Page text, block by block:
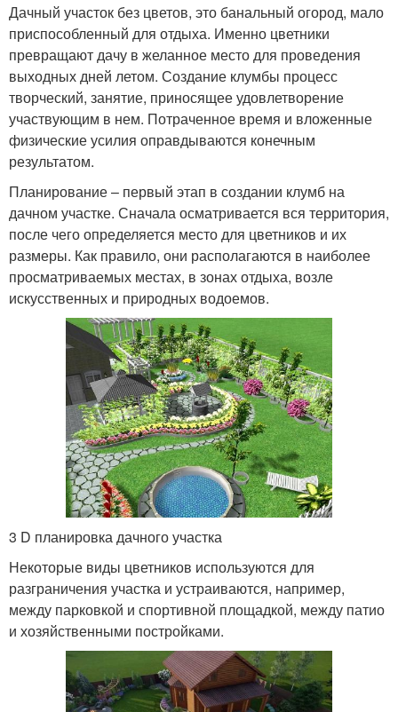
Дачный участок без цветов, это банальный огород, мало
приспособленный для отдыха. Именно цветники
превращают дачу в желанное место для проведения
выходных дней летом. Создание клумбы процесс
творческий, занятие, приносящее удовлетворение
участвующим в нем. Потраченное время и вложенные
физические усилия оправдываются конечным
результатом.
Планирование – первый этап в создании клумб на
дачном участке. Сначала осматривается вся территория,
после чего определяется место для цветников и их
размеры. Как правило, они располагаются в наиболее
просматриваемых местах, в зонах отдыха, возле
искусственных и природных водоемов.
3 D планировка дачного участка
Некоторые виды цветников используются для
разграничения участка и устраиваются, например,
между парковкой и спортивной площадкой, между патио
и хозяйственными постройками.